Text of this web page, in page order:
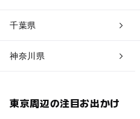
千葉県
神奈川県
東京周辺の注目お出かけ